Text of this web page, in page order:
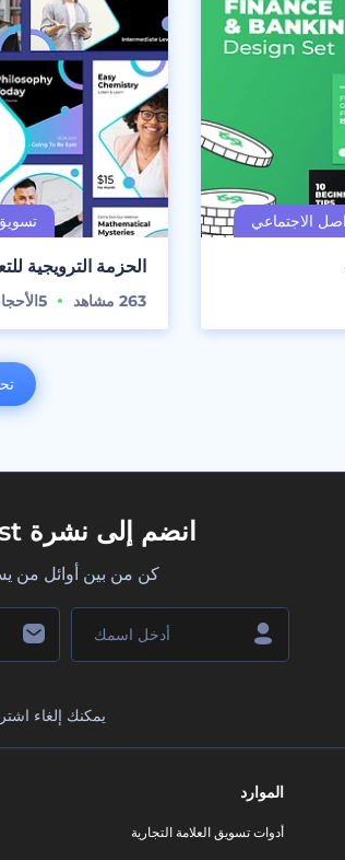
الحزمة الترويجية
263 مشاهد 5
انضم إلى نشرة Renderforest الإخبارية
كن من بين أوائل من
يمكنك إلغاء
الموارد
أدوات تسويق العلامة التجارية